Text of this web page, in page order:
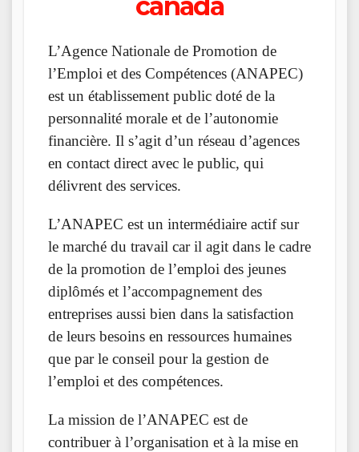
L’Agence Nationale de Promotion de
l’Emploi et des Compétences (ANAPEC)
est un établissement public doté de la
personnalité morale et de l’autonomie
financière. Il s’agit d’un réseau d’agences
en contact direct avec le public, qui
délivrent des services.
L’ANAPEC est un intermédiaire actif sur
le marché du travail car il agit dans le cadre
de la promotion de l’emploi des jeunes
diplômés et l’accompagnement des
entreprises aussi bien dans la satisfaction
de leurs besoins en ressources humaines
que par le conseil pour la gestion de
l’emploi et des compétences.
La mission de l’ANAPEC est de
contribuer à l’organisation et à la mise en